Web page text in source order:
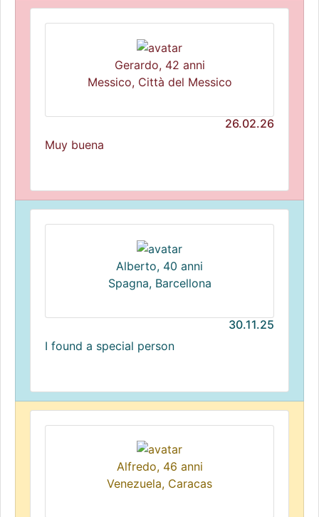
Gerardo, 42 anni
Messico, Città del Messico
26.02.26
Muy buena
Alberto, 40 anni
Spagna, Barcellona
30.11.25
I found a special person
Alfredo, 46 anni
Venezuela, Caracas